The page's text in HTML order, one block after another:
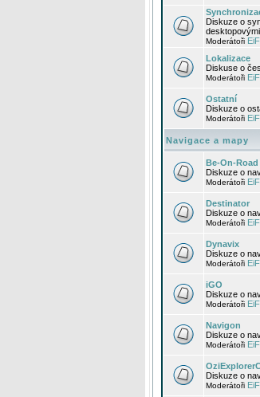
Diskuze o
Moderátoři
Lokalizace
Diskuse o
Moderátoři
Ostatní
Diskuze o
Moderátoři
Navigace a mapy
Be-On-Road
Diskuze o
Moderátoři
Destinator
Diskuze o
Moderátoři
Dynavix
Diskuze o
Moderátoři
iGO
Diskuze o
Moderátoři
Navigon
Diskuze o
Moderátoři
Diskuze o
Moderátoři